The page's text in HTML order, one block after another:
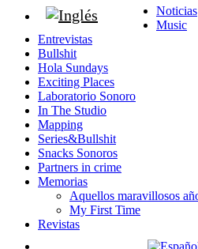
Noticias
Music
Entrevistas
Bullshit
Hola Sundays
Exciting Places
Laboratorio Sonoro
In The Studio
Mapping
Series&Bullshit
Snacks Sonoros
Partners in crime
Memorias
Aquellos maravillosos
My First Time
Revistas